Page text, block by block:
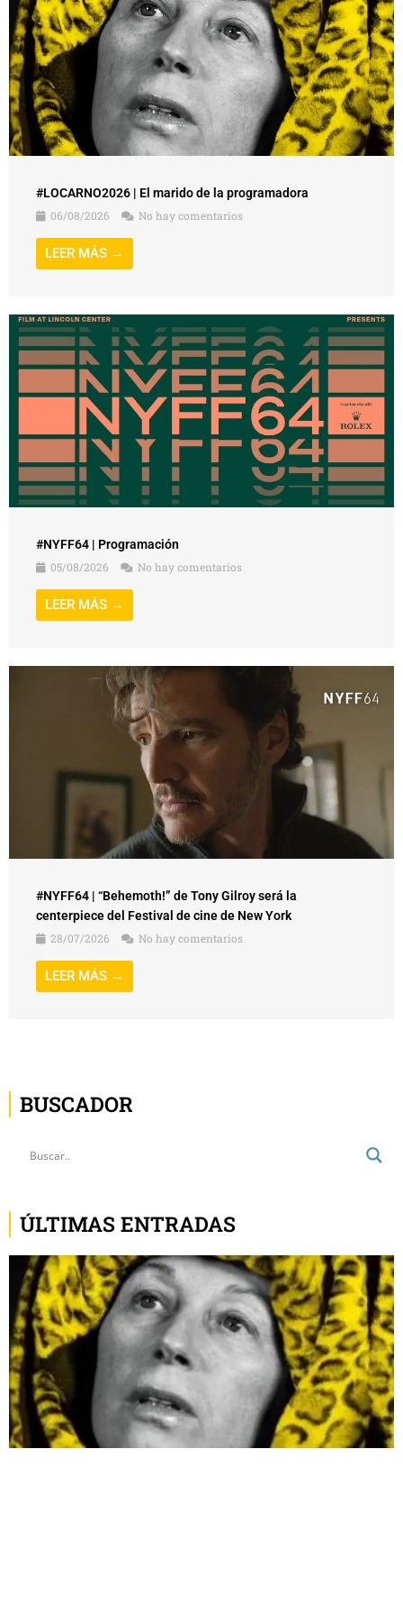
#LOCARNO2026 | El marido de la programadora
06/08/2026
No hay comentarios
LEER MÁS →
#NYFF64 | Programación
05/08/2026
No hay comentarios
LEER MÁS →
#NYFF64 | “Behemoth!” de Tony Gilroy será la
centerpiece del Festival de cine de New York
28/07/2026
No hay comentarios
LEER MÁS →
BUSCADOR
ÚLTIMAS ENTRADAS